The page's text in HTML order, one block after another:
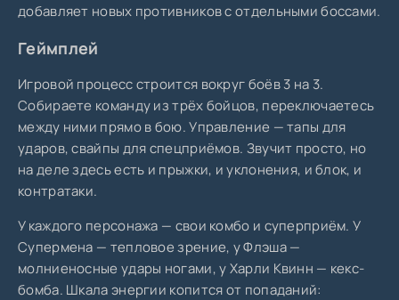
добавляет новых противников с отдельными боссами.
Геймплей
Игровой процесс строится вокруг боёв 3 на 3.
Собираете команду из трёх бойцов, переключаетесь
между ними прямо в бою. Управление — тапы для
ударов, свайпы для спецприёмов. Звучит просто, но
на деле здесь есть и прыжки, и уклонения, и блок, и
контратаки.
У каждого персонажа — свои комбо и суперприём. У
Супермена — тепловое зрение, у Флэша —
молниеносные удары ногами, у Харли Квинн — кекс-
бомба. Шкала энергии копится от попаданий: